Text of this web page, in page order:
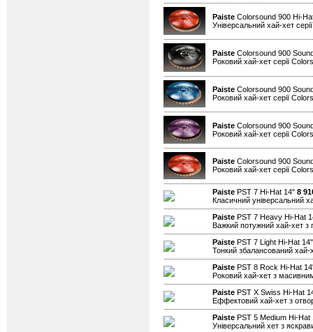
Paiste Colorsound 900 Hi-
Універсальний хай-хет
Paiste Colorsound 900
Роковий хай-хет серії
Paiste Colorsound 900
Роковий хай-хет серії
Paiste Colorsound 900
Роковий хай-хет серії
Paiste Colorsound 900
Роковий хай-хет серії
Paiste PST 7 Hi-Hat 14" 8
Класичний універсальний
Paiste PST 7 Heavy Hi-Hat
Важкий потужний хай-хет з
Paiste PST 7 Light Hi-Hat
Тонкий збалансований
Paiste PST 8 Rock Hi-Hat
Роковий хай-хет з
Paiste PST X Swiss Hi-Hat
Еффектовий хай-хет з
Paiste PST 5 Medium Hi-
Універсальний хет з